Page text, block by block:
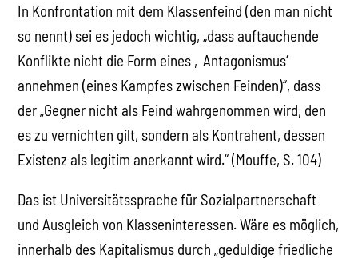
In Konfrontation mit dem Klassenfeind (den man nicht
so nennt) sei es jedoch wichtig, „dass auftauchende
Konflikte nicht die Form eines ‚Antagonismus‘
annehmen (eines Kampfes zwischen Feinden)“, dass
der „Gegner nicht als Feind wahrgenommen wird, den
es zu vernichten gilt, sondern als Kontrahent, dessen
Existenz als legitim anerkannt wird.“ (Mouffe, S. 104)
Das ist Universitätssprache für Sozialpartnerschaft
und Ausgleich von Klasseninteressen. Wäre es möglich,
innerhalb des Kapitalismus durch „geduldige friedliche